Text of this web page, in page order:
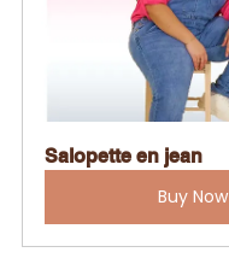
Salopette en jean
Buy Now